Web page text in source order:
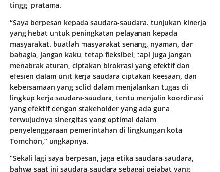
tinggi pratama.
“Saya berpesan kepada saudara-saudara. tunjukan kinerja
yang hebat untuk peningkatan pelayanan kepada
masyarakat. buatlah masyarakat senang, nyaman, dan
bahagia, jangan kaku, tetap fleksibel, tapi juga jangan
menabrak aturan, ciptakan birokrasi yang efektif dan
efesien dalam unit kerja saudara ciptakan keesaan, dan
kebersamaan yang solid dalam menjalankan tugas di
lingkup kerja saudara-saudara, tentu menjalin koordinasi
yang efektif dengan stakeholder yang ada guna
terwujudnya sinergitas yang optimal dalam
penyelenggaraan pemerintahan di lingkungan kota
Tomohon,” ungkapnya.
“Sekali lagi saya berpesan, jaga etika saudara-saudara,
bahwa saat ini saudara-saudara sebagai pejabat yang